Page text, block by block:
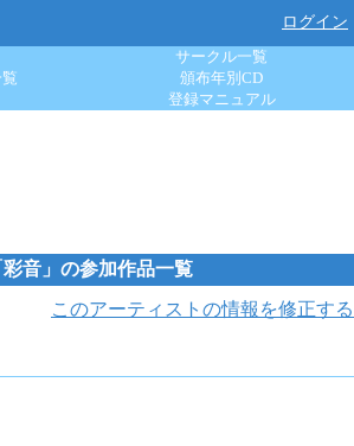
ログイン
サークル一覧
頒布年別CD
登録マニュアル
彩音」の参加作品一覧
このアーティストの情報を修正する